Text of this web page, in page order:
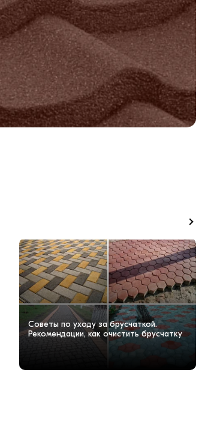
Советы по уходу за брусчаткой.
Рекомендации, как очистить брусчатку